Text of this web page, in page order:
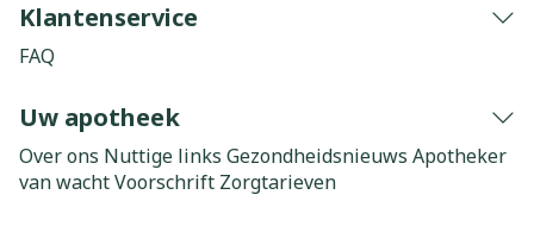
Klantenservice
FAQ
Uw apotheek
Over ons Nuttige links Gezondheidsnieuws Apotheker
van wachtVoorschrift Zorgtarieven